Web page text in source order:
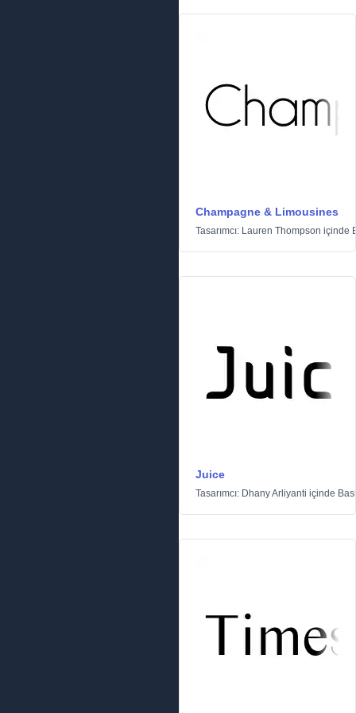
Champagne & Limousines
Tasarımcı: Lauren Thompson içinde
Juice
Tasarımcı: Dhany Arliyanti içinde